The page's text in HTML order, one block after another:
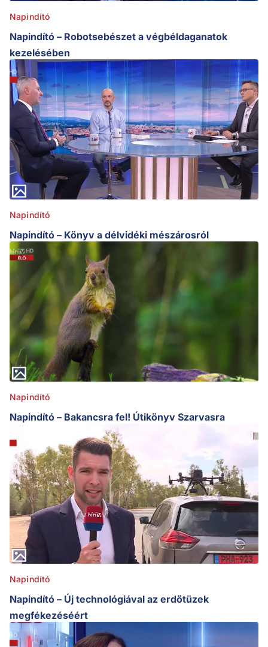
Napindító
Napindító – Robotsebészet a végbéldaganatok
kezelésében
Napindító
Napindító – Könyv a délvidéki mészárosról
Napindító
Napindító – Bakancsra fel! Útikönyv Szarvasra
Napindító
Napindító – Új technológiával az erdőtüzek
megfékezéséért